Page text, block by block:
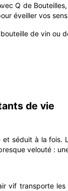
Q de
éveiller vos
de vin
de vie
et séduit à la
velouté :
vif transporte